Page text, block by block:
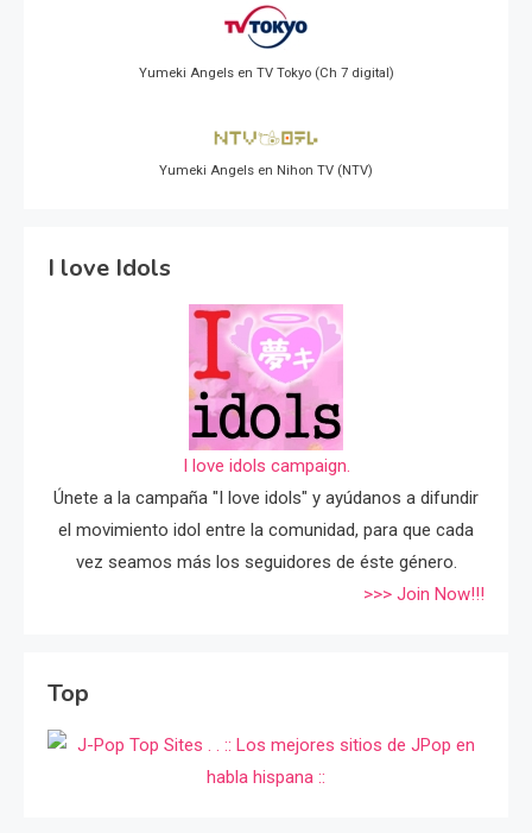
Yumeki Angels en TV Tokyo (Ch 7 digital)
Yumeki Angels en Nihon TV (NTV)
I love Idols
I love idols campaign.
Únete a la campaña "I love idols" y ayúdanos a difundir
el movimiento idol entre la comunidad, para que cada
vez seamos más los seguidores de éste género.
>>> Join Now!!!
Top